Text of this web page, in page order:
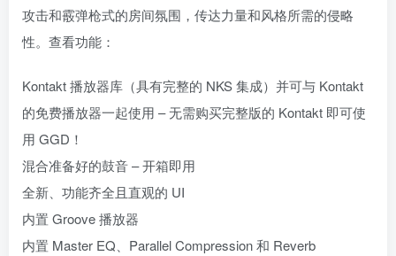
攻击和霰弹枪式的房间氛围，传达力量和风格所需的侵略
性。查看功能：
Kontakt 播放器库（具有完整的 NKS 集成）并可与 Kontakt
的免费播放器一起使用 – 无需购买完整版的 Kontakt 即可使
用 GGD！
混合准备好的鼓音 – 开箱即用
全新、功能齐全且直观的 UI
内置 Groove 播放器
内置 Master EQ、Parallel Compression 和 Reverb